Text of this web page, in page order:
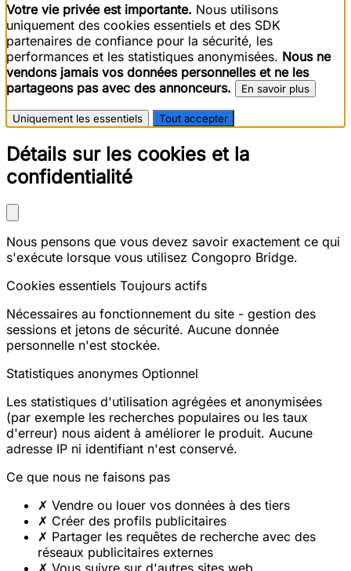
Votre vie privée est importante. Nous utilisons
uniquement des cookies essentiels et des SDK
partenaires de confiance pour la sécurité, les
performances et les statistiques anonymisées. Nous ne
vendons jamais vos données personnelles et ne les
partageons pas avec des annonceurs.
En savoir plus
Uniquement les essentiels Tout accepter
Détails sur les cookies et la
confidentialité
Nous pensons que vous devez savoir exactement ce qui
s'exécute lorsque vous utilisez Congopro Bridge.
Cookies essentiels Toujours actifs
Nécessaires au fonctionnement du site - gestion des
sessions et jetons de sécurité. Aucune donnée
personnelle n'est stockée.
Statistiques anonymes Optionnel
Les statistiques d'utilisation agrégées et anonymisées
(par exemple les recherches populaires ou les taux
d'erreur) nous aident à améliorer le produit. Aucune
adresse IP ni identifiant n'est conservé.
Ce que nous ne faisons pas
✗ Vendre ou louer vos données à des tiers
✗ Créer des profils publicitaires
✗ Partager les requêtes de recherche avec des
réseaux publicitaires externes
✗ Vous suivre sur d'autres sites web